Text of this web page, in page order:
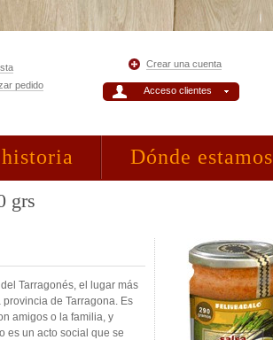
Acceso clientes
Crear una cuenta
pedido
Dónde estamos
grs
Tarragonés, el lugar más
de Tarragona. Es
amigos o la familia, y
es un acto social que se